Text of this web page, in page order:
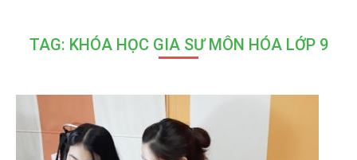
TAG: KHÓA HỌC GIA SƯ MÔN HÓA LỚP 9